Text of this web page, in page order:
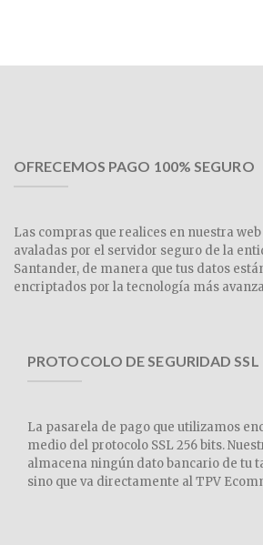
OFRECEMOS PAGO 100% SEGURO
Las compras que realices en nuestra
avaladas por el servidor seguro de la
Santander, de manera que tus datos
encriptados por la tecnología más
PROTOCOLO DE SEGURIDAD SSL
La pasarela de pago que utilizamos
medio del protocolo SSL 256 bits.
almacena ningún dato bancario de tu
sino que va directamente al TPV